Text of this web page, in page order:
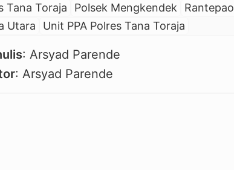
Tana Toraja
Polsek Mengkendek Rantepao
Utara
Unit PPA Polres Tana Toraja
: Arsyad Parende
: Arsyad Parende